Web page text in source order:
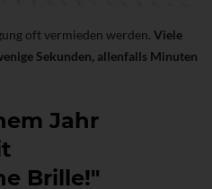
oft vermieden werden. Viele
Sekunden, allenfalls Minuten
Jahr
Brille!"